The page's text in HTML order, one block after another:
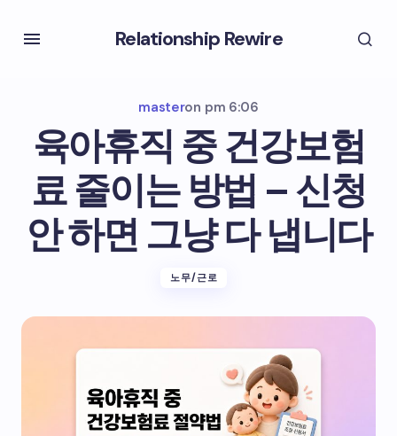
Relationship Rewire
masteron pm 6:06
육아휴직 중 건강보험
료 줄이는 방법 – 신청
안 하면 그냥 다 냅니다
노무/근로